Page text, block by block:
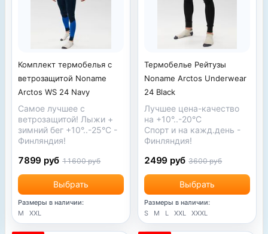
Комплект термобелья с
ветрозащитой Noname
Arctos WS 24 Navy
Самое лучшее с
ветрозащитой! Лыжи +
зимний бег +10°..-25°С -
Финляндия!
Выбрать
7899 руб 11600 руб
Размеры в наличии:
M
XXL
Термобелье Рейтузы
Noname Arctos Underwear
24 Black
Лучшее цена-качество
на +10°..-20°С
Спорт и на кажд.день -
Финляндия!
Выбрать
2499 руб 3600 руб
Размеры в наличии:
S
M L XXL XXXL